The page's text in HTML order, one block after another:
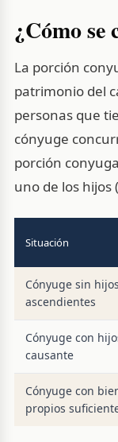
¿Cómo se
La porción
patrimonio del
personas que
cónyuge
porción
uno de los hijos (
Situación
Cónyuge sin
ascendientes
Cónyuge con
causante
Cónyuge con
propios